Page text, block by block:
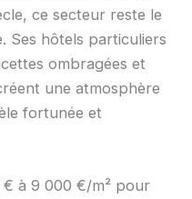
ce secteur reste le
Ses hôtels particuliers
ombragées et
une atmosphère
fortunée et
€ à 9 000 €/m² pour